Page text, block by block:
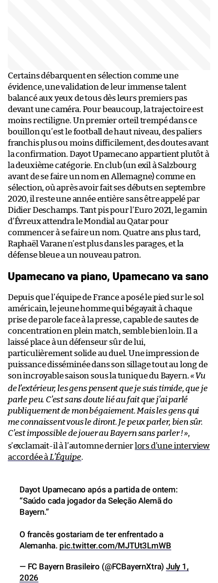
Certains débarquent en sélection comme une
évidence, une validation de leur immense talent
balancé aux yeux de tous dès leurs premiers pas
devant une caméra. Pour beaucoup, la trajectoire est
moins rectiligne. Un premier orteil trempé dans ce
bouillon qu’est le football de haut niveau, des paliers
franchis plus ou moins difficilement, des doutes avant
la confirmation. Dayot Upamecano appartient plutôt à
la deuxième catégorie. En club (un exil à Salzbourg
avant de se faire un nom en Allemagne) comme en
sélection, où après avoir fait ses débuts en septembre
2020, il reste une année entière sans être appelé par
Didier Deschamps. Tant pis pour l’Euro 2021, le gamin
d’Évreux attendra le Mondial au Qatar pour
commencer à se faire un nom. Quatre ans plus tard,
Raphaël Varane n’est plus dans les parages, et la
défense bleue a un nouveau patron.
Upamecano va piano, Upamecano va sano
Depuis que l’équipe de France a posé le pied sur le sol
américain, le jeune homme qui bégayait à chaque
prise de parole face à la presse, capable de sautes de
concentration en plein match, semble bien loin. Il a
laissé place à un défenseur sûr de lui,
particulièrement solide au duel. Une impression de
puissance disséminée dans son sillage tout au long de
son incroyable saison sous la tunique du Bayern.«Vu
de l’extérieur, les gens pensent que je suis timide, que je
parle peu. C’est sans doute lié au fait que j’ai parlé
publiquement de mon bégaiement. Mais les gens qui
me connaissent vous le diront. Je peux parler, bien sûr.
C’est impossible de jouer au Bayern sans parler !»,
s’exclamait-il à l’automne dernier lors d’une interview
accordée à L’Équipe.
Dayot Upamecano após a partida de ontem:
“Saúdo cada jogador da Seleção Alemã do
Bayern.”
O francês gostariam de ter enfrentado a
Alemanha. pic.twitter.com/MJTUt3LmWB
— FC Bayern Brasileiro (@FCBayernXtra) July 1,
2026